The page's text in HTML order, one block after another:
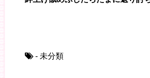
- 未分類